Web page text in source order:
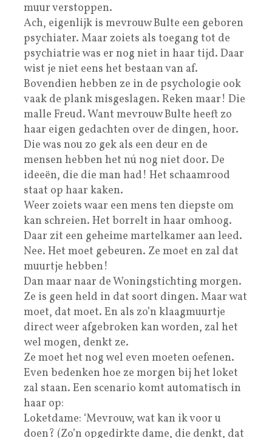
muur verstoppen.
Ach, eigenlijk is mevrouw Bulte een geboren
psychiater. Maar zoiets als toegang tot de
psychiatrie was er nog niet in haar tijd. Daar
wist je niet eens het bestaan van af.
Bovendien hebben ze in de psychologie ook
vaak de plank misgeslagen. Reken maar! Die
malle Freud. Want mevrouw Bulte heeft zo
haar eigen gedachten over de dingen, hoor.
Die was nou zo gek als een deur en de
mensen hebben het nú nog niet door. De
ideeën, die die man had! Het schaamrood
staat op haar kaken.
Weer zoiets waar een mens ten diepste om
kan schreien. Het borrelt in haar omhoog.
Daar zit een geheime martelkamer aan leed.
Nee. Het moet gebeuren. Ze moet en zal dat
muurtje hebben!
Dan maar naar de Woningstichting morgen.
Ze is geen held in dat soort dingen. Maar wat
moet, dat moet. En als zo’n klaagmuurtje
direct weer afgebroken kan worden, zal het
wel mogen, denkt ze.
Ze moet het nog wel even moeten oefenen.
Even bedenken hoe ze morgen bij het loket
zal staan. Een scenario komt automatisch in
haar op:
Loketdame: ‘Mevrouw, wat kan ik voor u
doen? (Zo’n opgedirkte dame, die denkt, dat